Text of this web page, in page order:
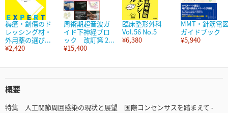
褥瘡・創傷のド
レッシング材・
外用薬の選び...
¥2,420
周術期超音波ガ
イド下神経ブロ
ック 改訂第 2...
¥15,400
臨床整形外科
Vol.56 No.5
¥6,380
MMT・針筋電
ガイドブック
¥5,940
概要
特集 人工関節周囲感染の現状と展望 国際コンセンサスを踏まえて -